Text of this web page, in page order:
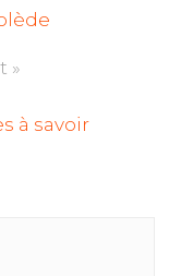
»
à savoir